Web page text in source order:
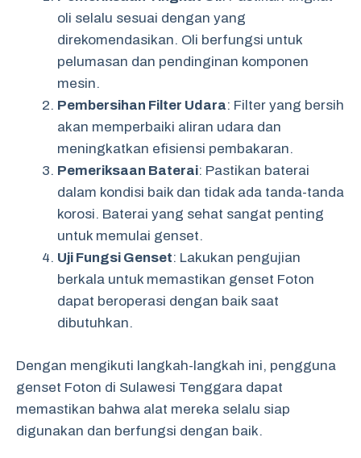
oli selalu sesuai dengan yang
direkomendasikan. Oli berfungsi untuk
pelumasan dan pendinginan komponen
mesin.
Pembersihan Filter Udara: Filter yang bersih
akan memperbaiki aliran udara dan
meningkatkan efisiensi pembakaran.
Pemeriksaan Baterai: Pastikan baterai
dalam kondisi baik dan tidak ada tanda-tanda
korosi. Baterai yang sehat sangat penting
untuk memulai genset.
Uji Fungsi Genset: Lakukan pengujian
berkala untuk memastikan genset Foton
dapat beroperasi dengan baik saat
dibutuhkan.
Dengan mengikuti langkah-langkah ini, pengguna
genset Foton di Sulawesi Tenggara dapat
memastikan bahwa alat mereka selalu siap
digunakan dan berfungsi dengan baik.